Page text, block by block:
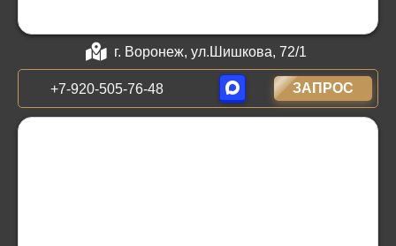
г. Воронеж, ул.Шишкова, 72/1
+7-920-505-76-48 ЗАПРОС